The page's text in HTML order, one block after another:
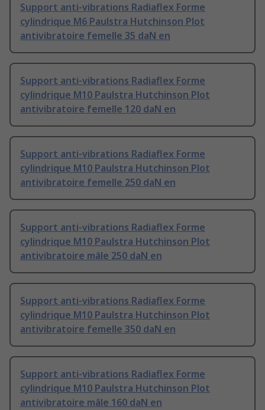
Support anti-vibrations Radiaflex Forme
cylindrique M6 Paulstra Hutchinson Plot
antivibratoire femelle 35 daN en
Support anti-vibrations Radiaflex Forme
cylindrique M10 Paulstra Hutchinson Plot
antivibratoire femelle 120 daN en
Support anti-vibrations Radiaflex Forme
cylindrique M10 Paulstra Hutchinson Plot
antivibratoire femelle 250 daN en
Support anti-vibrations Radiaflex Forme
cylindrique M10 Paulstra Hutchinson Plot
antivibratoire mâle 250 daN en
Support anti-vibrations Radiaflex Forme
cylindrique M10 Paulstra Hutchinson Plot
antivibratoire femelle 350 daN en
Support anti-vibrations Radiaflex Forme
cylindrique M10 Paulstra Hutchinson Plot
antivibratoire mâle 160 daN en